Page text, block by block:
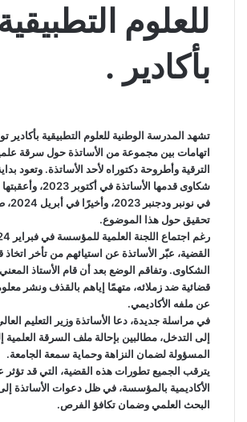
للعلوم التطبيقية
بأكادير .
تشهد المدرسة الوطنية للعلوم التطبيقية بأكادير
اتهامات بين مجموعة من الأساتذة حول سرقة
الترقية وأطروحة دكتوراه لأحد الأساتذة. وتعود
شكاوى قدمها الأساتذة
في
تحقيق حول هذا الموضوع.
القضية، عبّر الأساتذة عن استيائهم من تأخر
الشكاوى. وتفاقم الوضع بعد أن قام الأستاذ
قضائية ضد زملائه، متهمًا إياهم بالقذف ونشر
عن ملفه الأكاديمي.
في مراسلة جديدة، دعا الأساتذة وزير التعليم
إلى التدخل، مطالبين بإحالة ملف السرقة العلمية
المسؤولة لضمان النزاهة وحماية سمعة الجامعة.
يترقب الجميع تطورات هذه القضية، التي قد تؤثر
الأكاديمية بالمؤسسة، في ظل دعوات الأساتذة
البحث العلمي وضمان تكافؤ الفرص.